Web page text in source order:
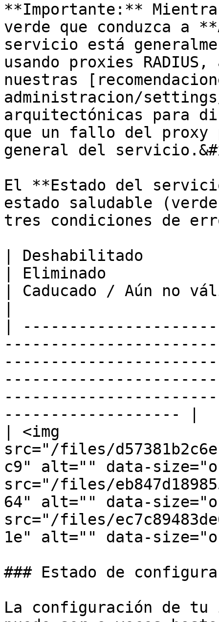
**Importante:**
verde que conduzca a
servicio está
usando proxies
nuestras
administracion/
arquitectónicas para
que un fallo del proxy
general del
El **Estado del
estado saludable
tres condiciones de
| Deshabilitado
| Eliminado
| Caducado / Aún no
|
------------------- |
| <img
src="/files/
c9" alt="" data-
src="/files/
64" alt="" data-
src="/files/
1e" alt="" data-
### Estado de
La configuración de tu